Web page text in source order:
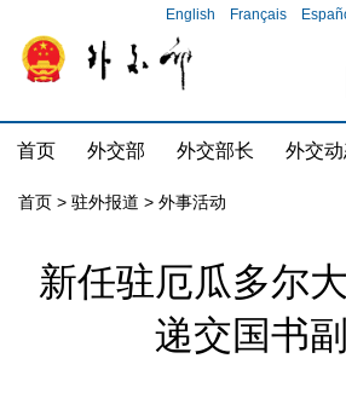
English Français
首页 外交部 外交部长 外交
首页 > 驻外报道 > 外事活动
新任驻厄瓜多尔
递交国书